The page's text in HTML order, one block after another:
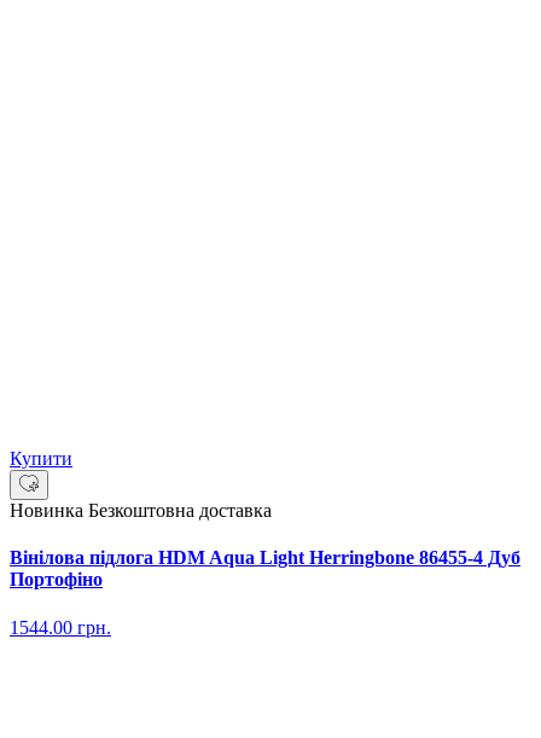
Купити
Новинка Безкоштовна доставка
Вінілова підлога HDM Aqua Light Herringbone 86455-4 Дуб
Портофіно
1544.00 грн.